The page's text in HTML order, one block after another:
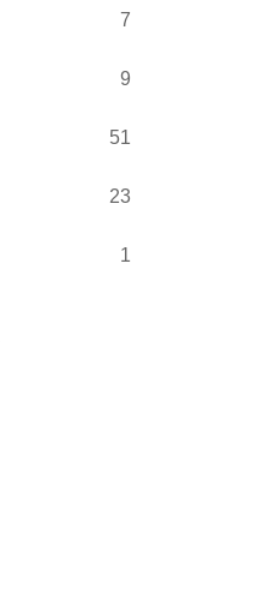
7
9
51
23
1